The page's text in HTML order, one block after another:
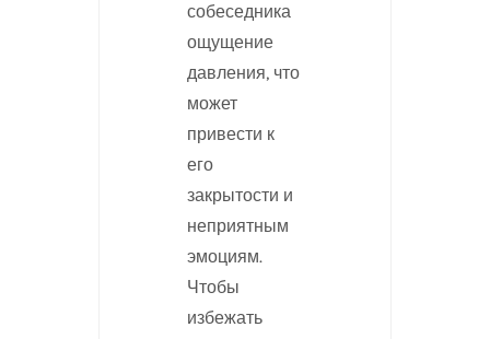
собеседника
ощущение
давления, что
может
привести к
его
закрытости и
неприятным
эмоциям.
Чтобы
избежать